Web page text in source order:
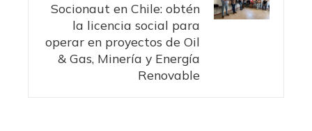
Socionaut en Chile: obtén
la licencia social para
operar en proyectos de Oil
& Gas, Minería y Energía
Renovable